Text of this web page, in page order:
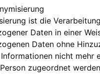
ist die Verarbeitung
Daten in einer
Daten ohne
nicht mehr
zugeordnet